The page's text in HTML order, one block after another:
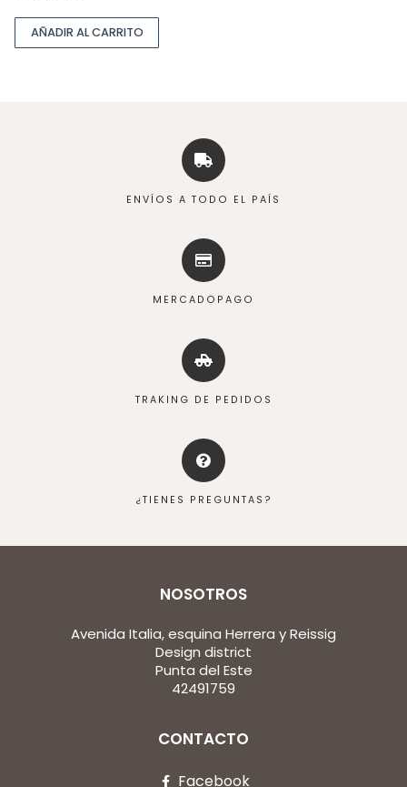
AÑADIR AL CARRITO
ENVÍOS A TODO EL PAÍS
MERCADOPAGO
TRAKING DE PEDIDOS
¿TIENES PREGUNTAS?
NOSOTROS
Avenida Italia, esquina Herrera y Reissig
Design district
Punta del Este
42491759
CONTACTO
Facebook